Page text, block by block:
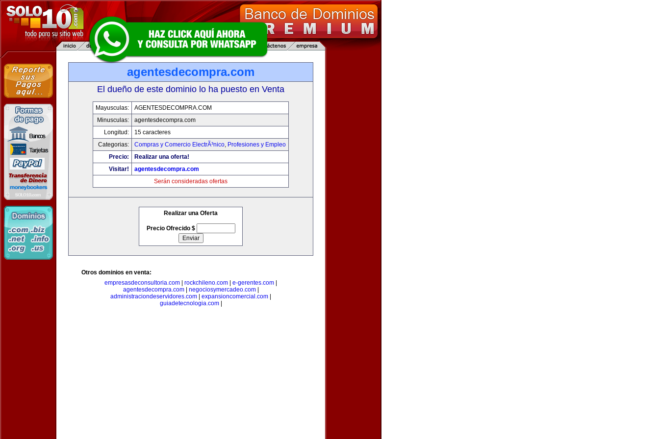
agentesdecompra.com
El dueño de este dominio lo ha puesto en Venta
Mayusculas:
AGENTESDECOMPRA.COM
Minusculas:
agentesdecompra.com
Longitud:
15 caracteres
Categorias:
Compras y Comercio ElectrÃ³nico, Profesiones y Empleo
Precio:
Realizar una oferta!
Visitar!
agentesdecompra.com
Serán consideradas ofertas
Realizar una Oferta
Precio Ofrecido $
Otros dominios en venta:
empresasdeconsultoria.com
rockchileno.com e-gerentes.com
agentesdecompra.com| negociosymercadeo.com|
administraciondeservidores.com
expansioncomercial.com
guiadetecnologia.com|